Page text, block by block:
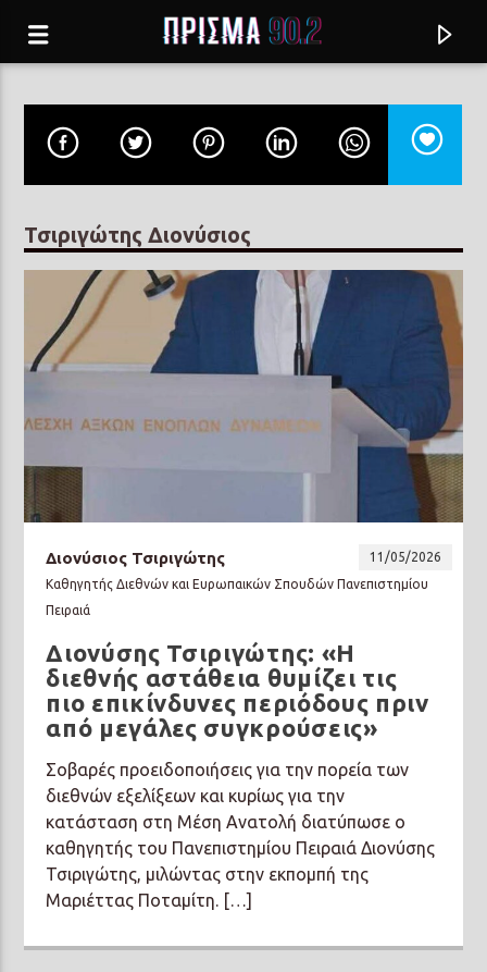
ΕΛΕΥΘΕΡΙΑ ΑΡΒΑΝΙΤΑΚΗ
Prisma Radio 90,2
Τσιριγώτης Διονύσιος
Διονύσιος Τσιριγώτης
11/05/2026
Καθηγητής Διεθνών και Ευρωπαικών Σπουδών Πανεπιστημίου
Πειραιά
Διονύσης Τσιριγώτης: «Η
διεθνής αστάθεια θυμίζει τις
πιο επικίνδυνες περιόδους πριν
από μεγάλες συγκρούσεις»
Σοβαρές προειδοποιήσεις για την πορεία των
διεθνών εξελίξεων και κυρίως για την
κατάσταση στη Μέση Ανατολή διατύπωσε ο
καθηγητής του Πανεπιστημίου Πειραιά Διονύσης
Τσιριγώτης, μιλώντας στην εκπομπή της
Μαριέττας Ποταμίτη. […]